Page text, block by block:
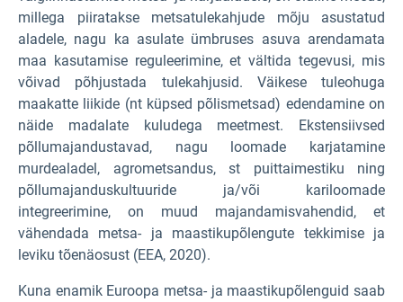
millega piiratakse metsatulekahjude mõju asustatud
aladele, nagu ka asulate ümbruses asuva arendamata
maa kasutamise reguleerimine, et vältida tegevusi, mis
võivad põhjustada tulekahjusid. Väikese tuleohuga
maakatte liikide (nt küpsed põlismetsad) edendamine on
näide madalate kuludega meetmest. Ekstensiivsed
põllumajandustavad, nagu loomade karjatamine
murdealadel, agrometsandus, st puittaimestiku ning
põllumajanduskultuuride ja/või kariloomade
integreerimine, on muud majandamisvahendid, et
vähendada metsa- ja maastikupõlengute tekkimise ja
leviku tõenäosust (EEA, 2020).
Kuna enamik Euroopa metsa- ja maastikupõlenguid saab